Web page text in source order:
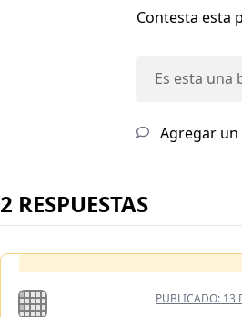
Contesta esta
Es esta una
Agregar
2 RESPUESTAS
PUBLICADO: 13